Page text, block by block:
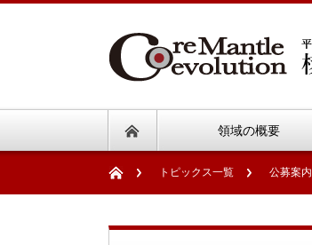
領域の概要
トピックス一覧 公募案内